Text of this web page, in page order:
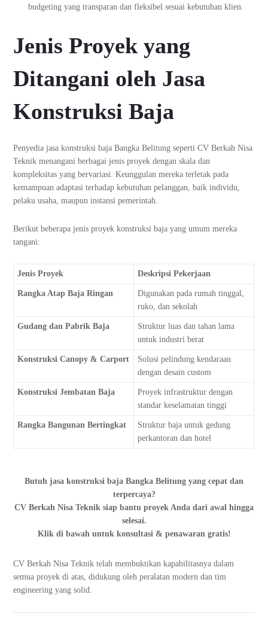
budgeting yang transparan dan fleksibel sesuai kebutuhan klien.
Jenis Proyek yang
Ditangani oleh Jasa
Konstruksi Baja
Penyedia jasa konstruksi baja Bangka Belitung seperti CV Berkah Nisa
Teknik menangani berbagai jenis proyek dengan skala dan
kompleksitas yang bervariasi. Keunggulan mereka terletak pada
kemampuan adaptasi terhadap kebutuhan pelanggan, baik individu,
pelaku usaha, maupun instansi pemerintah.
Berikut beberapa jenis proyek konstruksi baja yang umum mereka
tangani:
Jenis Proyek Deskripsi Pekerjaan
Rangka Atap Baja Ringan
Digunakan pada rumah tinggal,
ruko, dan sekolah
Gudang dan Pabrik Baja
Struktur luas dan tahan lama
untuk industri berat
Konstruksi Canopy & Carport
Solusi pelindung kendaraan
dengan desain custom
Konstruksi Jembatan Baja
Proyek infrastruktur dengan
standar keselamatan tinggi
Rangka Bangunan Bertingkat
Struktur baja untuk gedung
perkantoran dan hotel
Butuh jasa konstruksi baja Bangka Belitung yang cepat dan
terpercaya?
CV Berkah Nisa Teknik siap bantu proyek Anda dari awal hingga
selesai.
Klik di bawah untuk konsultasi & penawaran gratis!
CV Berkah Nisa Teknik telah membuktikan kapabilitasnya dalam
semua proyek di atas, didukung oleh peralatan modern dan tim
engineering yang solid.